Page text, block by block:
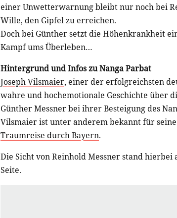
einer Unwetterwarnung bleibt nur noch bei
Wille, den Gipfel zu erreichen.
Doch bei Günther setzt die Höhenkrankheit
Kampf ums Überleben…
Hintergrund und Infos zu Nanga Parbat
Joseph Vilsmaier, einer der erfolgreichsten
wahre und hochemotionale Geschichte über
Günther Messner bei ihrer Besteigung des
Vilsmaier ist unter anderem bekannt für
Traumreise durch Bayern.
Die Sicht von Reinhold Messner stand hierbei
Seite.